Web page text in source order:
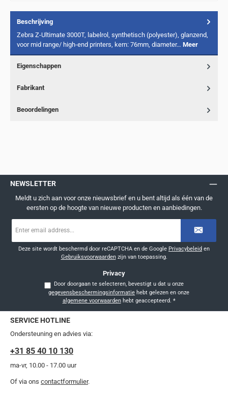
Beschrijving
Zebra Z-Ultimate 3000T, labelrol, synthetisch (polyester), glanzend,
voor mid range/ high-end printers, kern: 76mm, diameter… Meer
Eigenschappen
Fabrikant
Beoordelingen
NEWSLETTER
Meldt u zich aan voor onze nieuwsbrief en u bent altijd als één van de
eersten op de hoogte van nieuwe producten en aanbiedingen.
mailadres
Deze site wordt beschermd door reCAPTCHA en de Google Privacybeleid en
Gebruiksvoorwaardenzijn van toepassing.
Privacy
Door doorgaan te selecteren, bevestigt u dat u onze
gegevensbeschermingsinformatie
algemene voorwaardenhebt geaccepteerd. *
SERVICE HOTLINE
Ondersteuning en advies via:
+31 85 40 10 130
ma-vr, 10.00 - 17.00 uur
Of via ons contactformulier.